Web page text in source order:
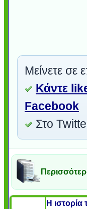
Μείνετε σε
Κάντε
Facebook
Στο
Η ιστορία